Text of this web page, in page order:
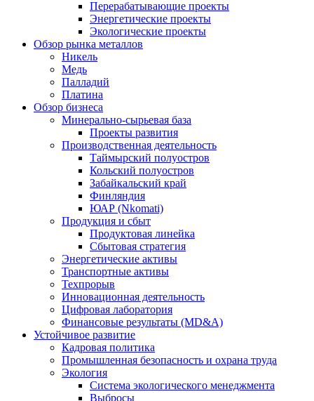
Перерабатывающие проекты
Энергетические проекты
Экологические проекты
Обзор рынка металлов
Никель
Медь
Палладий
Платина
Обзор бизнеса
Минерально-сырьевая база
Проекты развития
Производственная деятельность
Таймырский полуостров
Кольский полуостров
Забайкальский край
Финляндия
ЮАР (Nkomati)
Продукция и сбыт
Продуктовая линейка
Сбытовая стратегия
Энергетические активы
Транспортные активы
Техпрорыв
Инновационная деятельность
Цифровая лаборатория
Финансовые результаты (MD&A)
Устойчивое развитие
Кадровая политика
Промышленная безопасность и охрана труда
Экология
Система экологического менеджмента
Выбросы